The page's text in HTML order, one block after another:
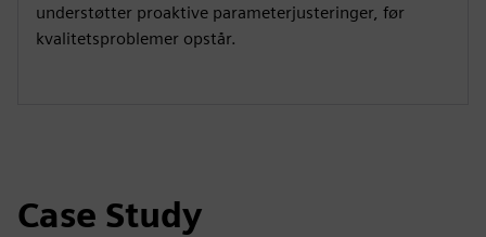
understøtter proaktive parameterjusteringer, før
kvalitetsproblemer opstår.
Case Study